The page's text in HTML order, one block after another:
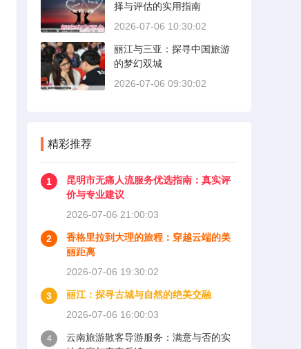
择与评估的实用指南
2026-07-06 10:30:02
丽江与三亚：探寻中国旅游
的梦幻双城
2026-07-06 09:30:02
精彩推荐
1
昆明市无痛人流服务优选指南：真实评
价与专业建议
2026-07-06 21:00:03
2
香格里拉到大理的旅程：穿越云端的美
丽距离
2026-07-06 19:30:02
3
丽江：探寻古城与自然的绝美交融
2026-07-06 16:00:03
4
云南旅游散客导游服务：满意与否的实